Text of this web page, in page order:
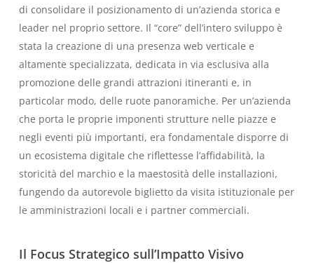
di consolidare il posizionamento di un’azienda storica e
leader nel proprio settore. Il “core” dell’intero sviluppo è
stata la creazione di una presenza web verticale e
altamente specializzata, dedicata in via esclusiva alla
promozione delle grandi attrazioni itineranti e, in
particolar modo, delle ruote panoramiche. Per un’azienda
che porta le proprie imponenti strutture nelle piazze e
negli eventi più importanti, era fondamentale disporre di
un ecosistema digitale che riflettesse l’affidabilità, la
storicità del marchio e la maestosità delle installazioni,
fungendo da autorevole biglietto da visita istituzionale per
le amministrazioni locali e i partner commerciali.
Il Focus Strategico sull’Impatto Visivo